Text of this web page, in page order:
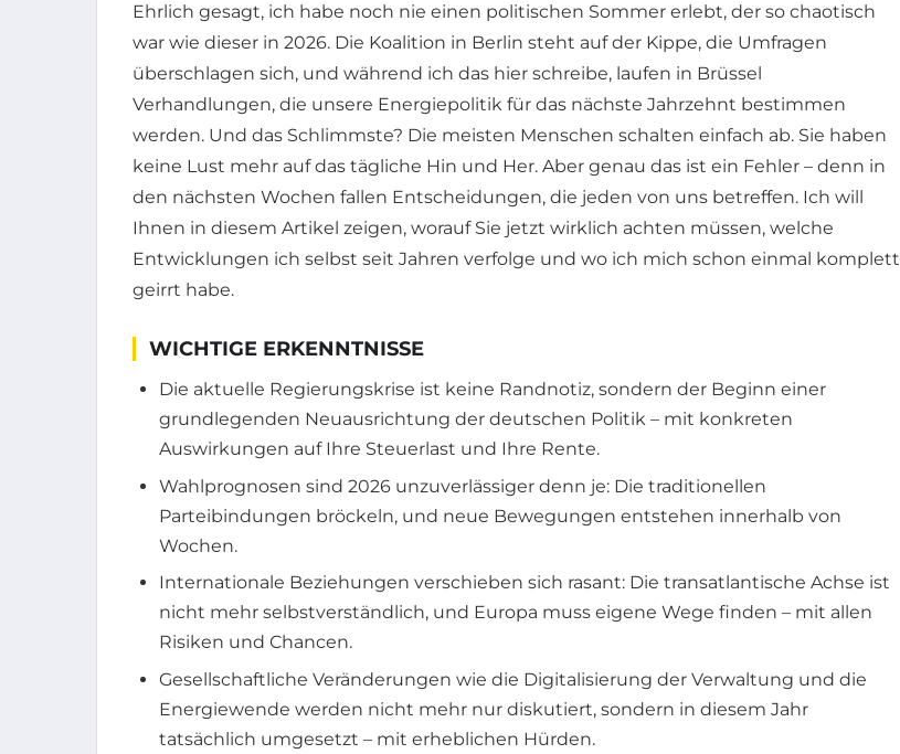
Ehrlich gesagt, ich habe noch nie einen politischen Sommer erlebt, der so chaotisch
war wie dieser in 2026. Die Koalition in Berlin steht auf der Kippe, die Umfragen
überschlagen sich, und während ich das hier schreibe, laufen in Brüssel
Verhandlungen, die unsere Energiepolitik für das nächste Jahrzehnt bestimmen
werden. Und das Schlimmste? Die meisten Menschen schalten einfach ab. Sie haben
keine Lust mehr auf das tägliche Hin und Her. Aber genau das ist ein Fehler – denn in
den nächsten Wochen fallen Entscheidungen, die jeden von uns betreffen. Ich will
Ihnen in diesem Artikel zeigen, worauf Sie jetzt wirklich achten müssen, welche
Entwicklungen ich selbst seit Jahren verfolge und wo ich mich schon einmal komplett
geirrt habe.
WICHTIGE ERKENNTNISSE
Die aktuelle Regierungskrise ist keine Randnotiz, sondern der Beginn einer
grundlegenden Neuausrichtung der deutschen Politik – mit konkreten
Auswirkungen auf Ihre Steuerlast und Ihre Rente.
Wahlprognosen sind 2026 unzuverlässiger denn je: Die traditionellen
Parteibindungen bröckeln, und neue Bewegungen entstehen innerhalb von
Wochen.
Internationale Beziehungen verschieben sich rasant: Die transatlantische Achse ist
nicht mehr selbstverständlich, und Europa muss eigene Wege finden – mit allen
Risiken und Chancen.
Gesellschaftliche Veränderungen wie die Digitalisierung der Verwaltung und die
Energiewende werden nicht mehr nur diskutiert, sondern in diesem Jahr
tatsächlich umgesetzt – mit erheblichen Hürden.